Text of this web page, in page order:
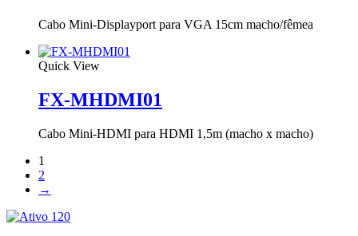
Cabo Mini-Displayport para VGA 15cm macho/fêmea
Quick View
FX-MHDMI01
Cabo Mini-HDMI para HDMI 1,5m (macho x macho)
1
2
→